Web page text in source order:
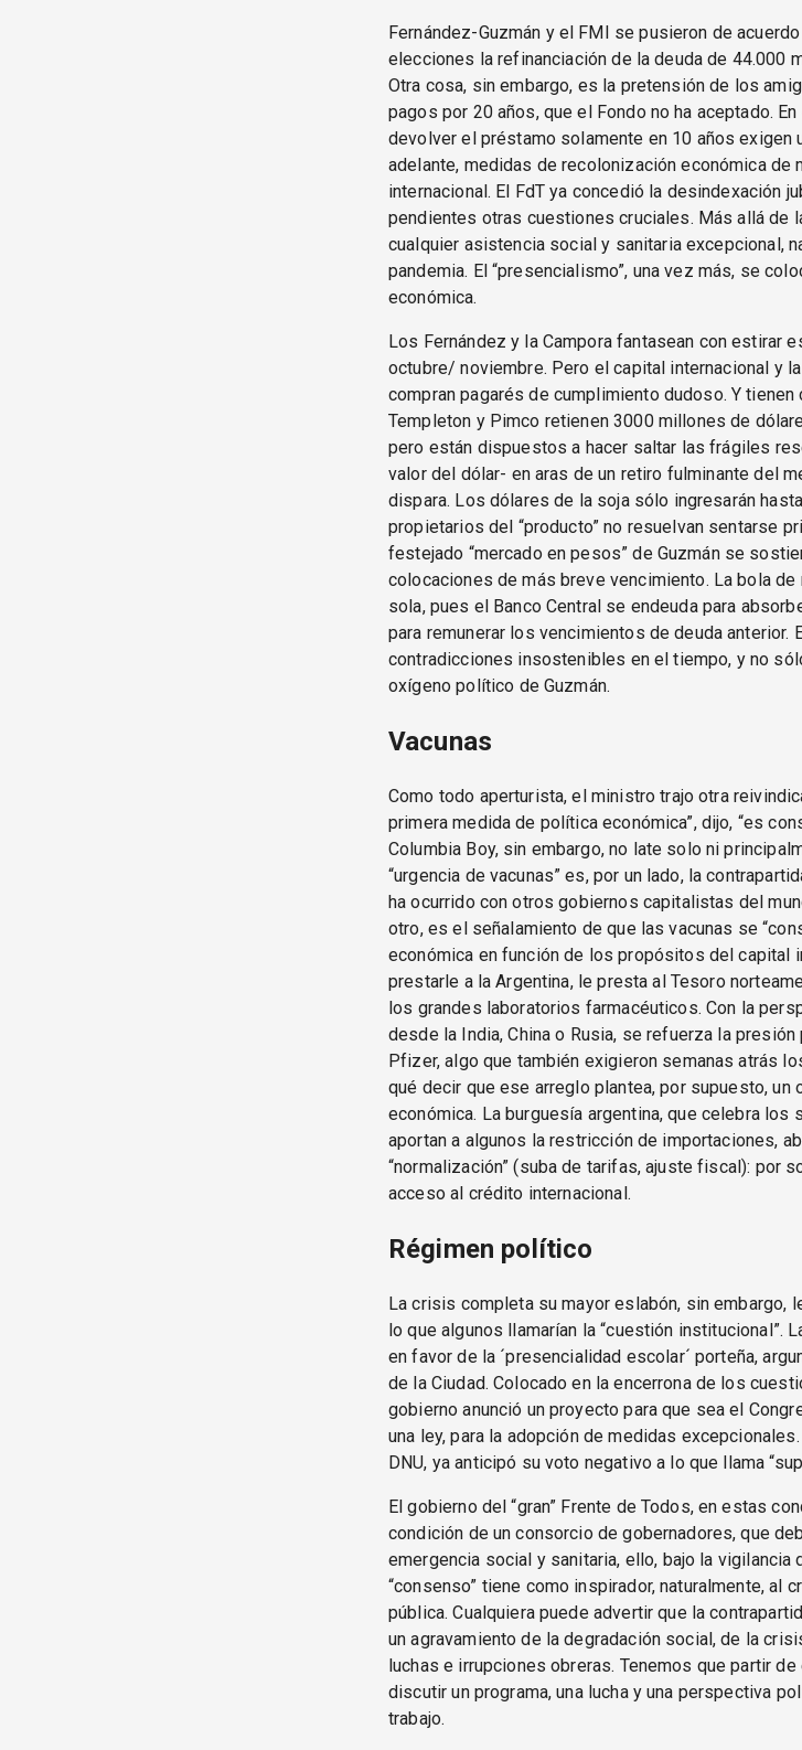
Fernández-Guzmán y el FMI se pusieron de
elecciones la refinanciación de la deuda de 44.000
Otra cosa, sin embargo, es la pretensión de los
pagos por 20 años, que el Fondo no ha aceptado.
devolver el préstamo solamente en 10 años exigen
adelante, medidas de recolonización económica de
internacional. El FdT ya concedió la desindexación
pendientes otras cuestiones cruciales. Más allá de
cualquier asistencia social y sanitaria excepcional,
pandemia. El “presencialismo”, una vez más, se
económica.
Los Fernández y la Campora fantasean con estirar
octubre/ noviembre. Pero el capital internacional y
compran pagarés de cumplimiento dudoso. Y
Templeton y Pimco retienen 3000 millones de
pero están dispuestos a hacer saltar las frágiles
valor del dólar- en aras de un retiro fulminante del
dispara. Los dólares de la soja sólo ingresarán
propietarios del “producto” no resuelvan sentarse
festejado “mercado en pesos” de Guzmán se
colocaciones de más breve vencimiento. La bola
sola, pues el Banco Central se endeuda para
para remunerar los vencimientos de deuda anterior.
contradicciones insostenibles en el tiempo, y no
oxígeno político de Guzmán.
Vacunas
Como todo aperturista, el ministro trajo otra
primera medida de política económica”, dijo, “es
Columbia Boy, sin embargo, no late solo ni
“urgencia de vacunas” es, por un lado, la
ha ocurrido con otros gobiernos capitalistas del
otro, es el señalamiento de que las vacunas se
económica en función de los propósitos del capital
prestarle a la Argentina, le presta al Tesoro
los grandes laboratorios farmacéuticos. Con la
desde la India, China o Rusia, se refuerza la presión
Pfizer, algo que también exigieron semanas atrás
qué decir que ese arreglo plantea, por supuesto,
económica. La burguesía argentina, que celebra
aportan a algunos la restricción de importaciones,
“normalización” (suba de tarifas, ajuste fiscal): por
acceso al crédito internacional.
Régimen político
La crisis completa su mayor eslabón, sin embargo,
lo que algunos llamarían la “cuestión institucional”.
en favor de la ´presencialidad escolar´ porteña,
de la Ciudad. Colocado en la encerrona de los
gobierno anunció un proyecto para que sea el
una ley, para la adopción de medidas
DNU, ya anticipó su voto negativo a lo que llama
El gobierno del “gran” Frente de Todos, en estas
condición de un consorcio de gobernadores, que
emergencia social y sanitaria, ello, bajo la vigilancia
“consenso” tiene como inspirador, naturalmente, al
pública. Cualquiera puede advertir que la
un agravamiento de la degradación social, de la
luchas e irrupciones obreras. Tenemos que partir
discutir un programa, una lucha y una perspectiva
trabajo.